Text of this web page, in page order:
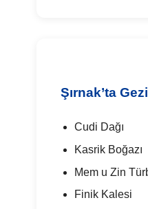
Şırnak’ta
Cudi Dağı
Kasrik Boğazı
Mem u Zin
Finik Kalesi